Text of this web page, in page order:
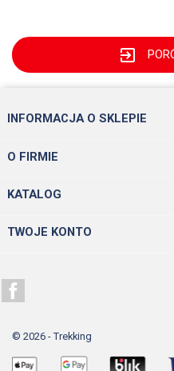
exit_to_app
INFORMACJA O SKLEPIE
O FIRMIE
KATALOG
TWOJE KONTO
© 2026 - Trekking